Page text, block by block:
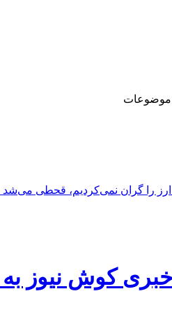
موضوعات
را گران نمی‌کردیم، قحطی می‌شد_
خبری کوش